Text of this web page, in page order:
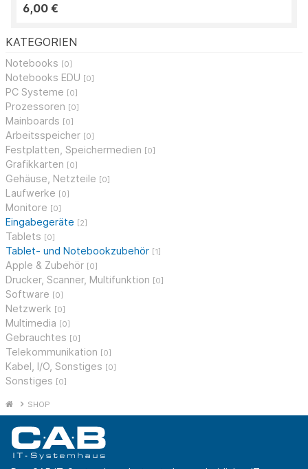
KATEGORIEN
Notebooks [0]
Notebooks EDU [0]
PC Systeme [0]
Prozessoren [0]
Mainboards [0]
Arbeitsspeicher [0]
Festplatten, Speichermedien [0]
Grafikkarten [0]
Gehäuse, Netzteile [0]
Laufwerke [0]
Monitore [0]
Eingabegeräte [2]
Tablets [0]
Tablet- und Notebookzubehör [1]
Apple & Zubehör [0]
Drucker, Scanner, Multifunktion [0]
Software [0]
Netzwerk [0]
Multimedia [0]
Gebrauchtes [0]
Telekommunikation [0]
Kabel, I/O, Sonstiges [0]
Sonstiges [0]
6,00 €
SHOP